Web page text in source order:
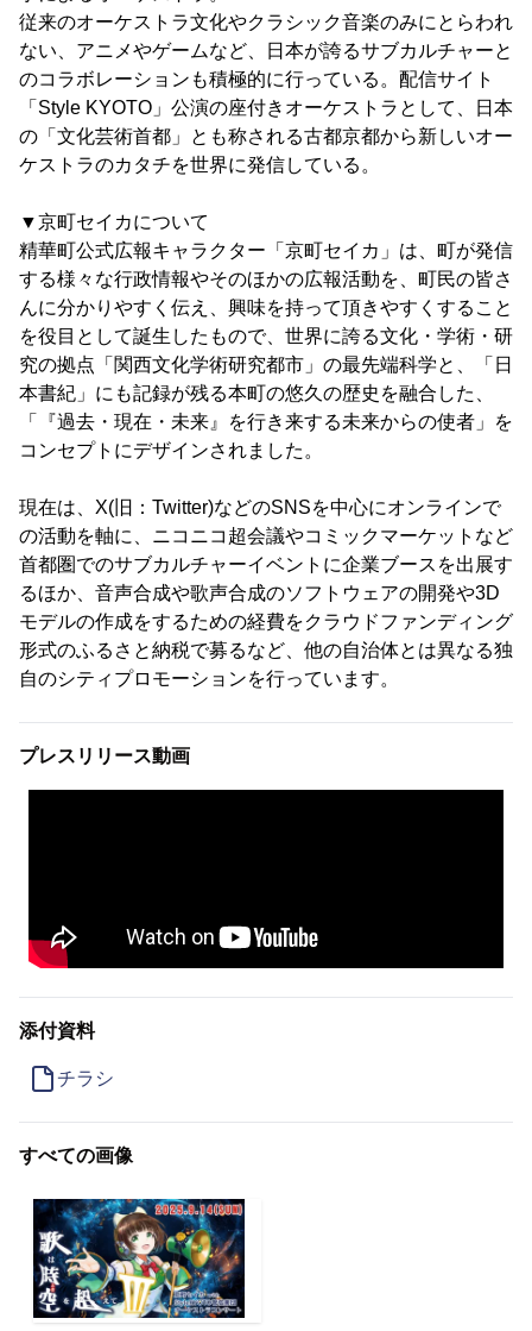
従来のオーケストラ文化やクラシック音楽のみにとらわれ
ない、アニメやゲームなど、日本が誇るサブカルチャーと
のコラボレーションも積極的に行っている。配信サイト
「Style KYOTO」公演の座付きオーケストラとして、日本
の「文化芸術首都」とも称される古都京都から新しいオー
ケストラのカタチを世界に発信している。
▼京町セイカについて
精華町公式広報キャラクター「京町セイカ」は、町が発信
する様々な行政情報やそのほかの広報活動を、町民の皆さ
んに分かりやすく伝え、興味を持って頂きやすくすること
を役目として誕生したもので、世界に誇る文化・学術・研
究の拠点「関西文化学術研究都市」の最先端科学と、「日
本書紀」にも記録が残る本町の悠久の歴史を融合した、
「『過去・現在・未来』を行き来する未来からの使者」を
コンセプトにデザインされました。
現在は、X(旧：Twitter)などのSNSを中心にオンラインで
の活動を軸に、ニコニコ超会議やコミックマーケットなど
首都圏でのサブカルチャーイベントに企業ブースを出展す
るほか、音声合成や歌声合成のソフトウェアの開発や3D
モデルの作成をするための経費をクラウドファンディング
形式のふるさと納税で募るなど、他の自治体とは異なる独
自のシティプロモーションを行っています。
プレスリリース動画
添付資料
チラシ
すべての画像